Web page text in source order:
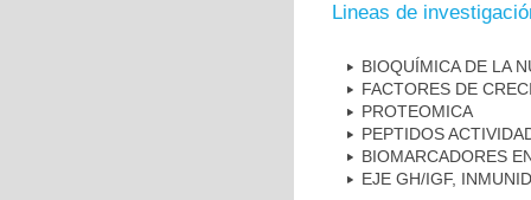
Lineas de
BIOQUÍMICA DE LA
FACTORES DE
PROTEOMICA
PEPTIDOS
BIOMARCADORES
EJE GH/IGF,